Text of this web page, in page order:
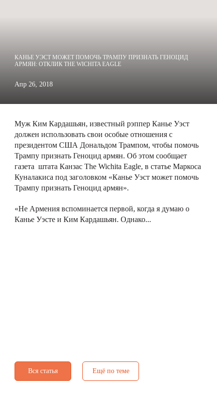
КАНЬЕ УЭСТ МОЖЕТ ПОМОЧЬ ТРАМПУ ПРИЗНАТЬ ГЕНОЦИД
АРМЯН: ОТКЛИК THE WICHITA EAGLE
Апр 26, 2018
Муж Ким Кардашьян, известный рэппер Канье Уэст
должен использовать свои особые отношения с
президентом США Дональдом Трампом, чтобы помочь
Трампу признать Геноцид армян. Об этом сообщает
газета штата Канзас The Wichita Eagle, в статье Маркоса
Куналакиса под заголовком «Канье Уэст может помочь
Трампу признать Геноцид армян».
«Не Армения вспоминается первой, когда я думаю о
Канье Уэсте и Ким Кардашьян. Однако...
Вся статья Ещё по теме